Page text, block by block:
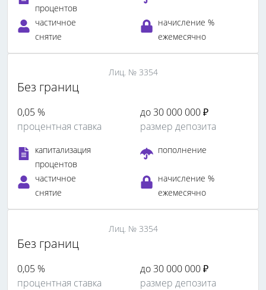
процентов
частичное
снятие
начисление %
ежемесячно
Лиц. № 3354
Без границ
0,05 %
процентная ставка
до 30 000 000 ₽
размер депозита
капитализация
процентов
пополнение
частичное
снятие
начисление %
ежемесячно
Лиц. № 3354
Без границ
0,05 %
процентная ставка
до 30 000 000 ₽
размер депозита